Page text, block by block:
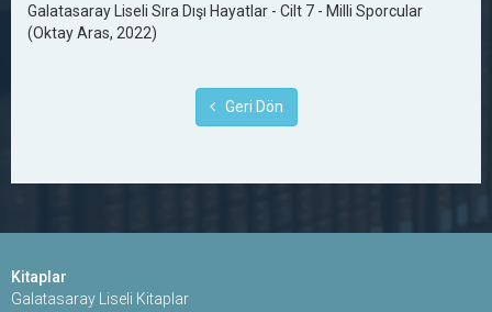
Galatasaray Liseli Sıra Dışı Hayatlar - Cilt 7 - Milli Sporcular
(Oktay Aras, 2022)
Geri Dön
Kitaplar
Galatasaray Liseli Kitaplar